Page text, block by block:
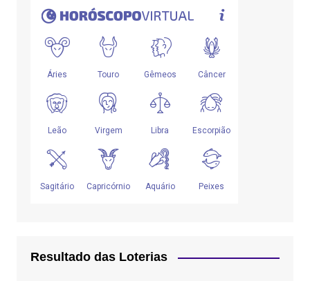
Resultado das Loterias